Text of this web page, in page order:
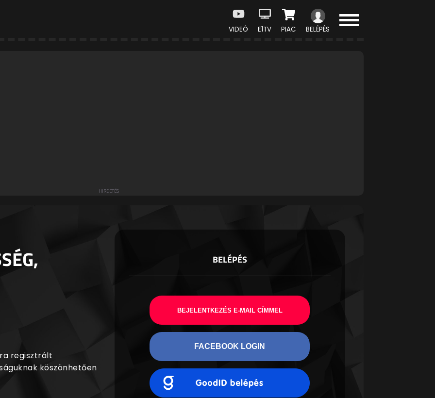
VIDEÓ E1TV PIAC BELÉPÉS
regisztrált
köszönhetően
BELÉPÉS
BEJELENTKEZÉS E-MAIL CÍMMEL
FACEBOOK LOGIN